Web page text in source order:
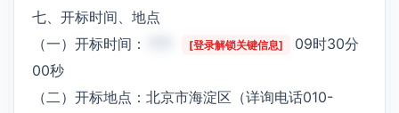
七、开标时间、地点
（一）开标时间：
[登录解锁关键信息]
09时30分
00秒
（二）开标地点：北京市海淀区（详询电话010-